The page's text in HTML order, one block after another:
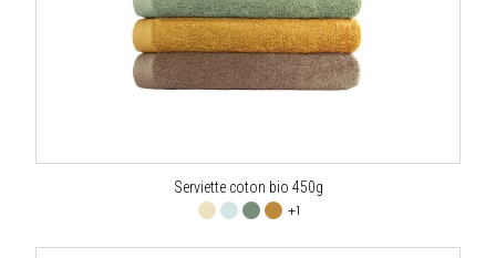
Serviette coton bio 450g
+1